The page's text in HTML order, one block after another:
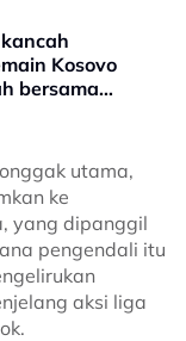
Kosovo
bersama
utama,
ke
yang dipanggil
pengendali itu
aksi liga